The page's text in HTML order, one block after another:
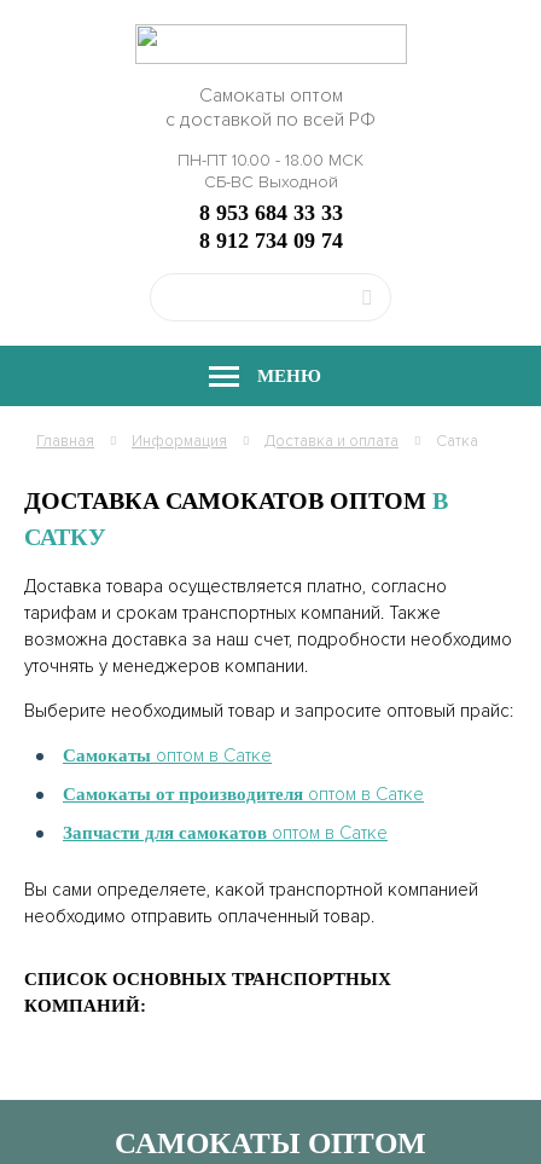
Самокаты оптом
с доставкой по всей РФ
ПН-ПТ 10.00 - 18.00 МСК
СБ-ВС Выходной
8 953 684 33 33
8 912 734 09 74
МЕНЮ
Главная Информация Доставка и оплата Сатка
ДОСТАВКА САМОКАТОВ ОПТОМ В
САТКУ
Доставка товара осуществляется платно, согласно
тарифам и срокам транспортных компаний. Также
возможна доставка за наш счет, подробности необходимо
уточнять у менеджеров компании.
Выберите необходимый товар и запросите оптовый прайс:
Самокаты оптом в Сатке
Самокаты от производителя оптом в Сатке
Запчасти для самокатов оптом в Сатке
Вы сами определяете, какой транспортной компанией
необходимо отправить оплаченный товар.
СПИСОК ОСНОВНЫХ ТРАНСПОРТНЫХ
КОМПАНИЙ:
САМОКАТЫ ОПТОМ